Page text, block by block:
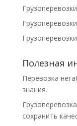
Полезная
Перевозка
знания.
сохранить